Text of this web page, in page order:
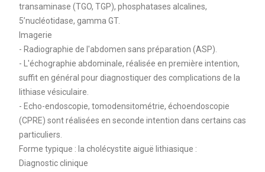
transaminase (TGO, TGP), phosphatases alcalines,
5’nucléotidase, gamma GT.
Imagerie
- Radiographie de l'abdomen sans préparation (ASP).
- L'échographie abdominale, réalisée en première intention,
suffit en général pour diagnostiquer des complications de la
lithiase vésiculaire.
- Echo-endoscopie, tomodensitométrie, échoendoscopie
(CPRE) sont réalisées en seconde intention dans certains cas
particuliers.
Forme typique : la cholécystite aiguë lithiasique :
Diagnostic clinique